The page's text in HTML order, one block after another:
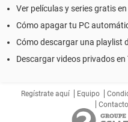
Ver películas y series gratis
Cómo apagar tu PC
Cómo descargar una playlist
Descargar videos privados en
Regístrate aquí Equipo
Contacto